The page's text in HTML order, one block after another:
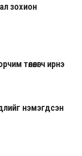
зохион
төлөөлөгч ирнэ
нэмэгдсэн